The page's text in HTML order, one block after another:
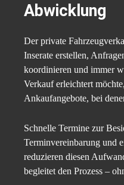
Abwicklung
Der private
Inserate erstellen,
koordinieren und immer
Verkauf erleichtert
Ankaufangebote, bei
Schnelle Termine zur
Terminvereinbarung und
reduzieren diesen
begleitet den Prozess –